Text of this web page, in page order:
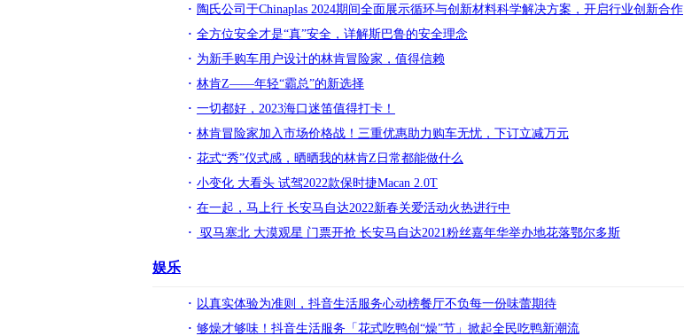
陶氏公司于Chinaplas 2024期间全面展示循环与创新材料科学解决方案，开启行业创新合作
全方位安全才是“真”安全，详解斯巴鲁的安全理念
为新手购车用户设计的林肯冒险家，值得信赖
林肯Z——年轻“霸总”的新选择
一切都好，2023海口迷笛值得打卡！
林肯冒险家加入市场价格战！三重优惠助力购车无忧，下订立减万元
花式“秀”仪式感，晒晒我的林肯Z日常都能做什么
小变化 大看头 试驾2022款保时捷Macan 2.0T
在一起，马上行 长安马自达2022新春关爱活动火热进行中
驭马塞北 大漠观星 门票开抢 长安马自达2021粉丝嘉年华举办地花落鄂尔多斯
娱乐
以真实体验为准则，抖音生活服务心动榜餐厅不负每一份味蕾期待
够燥才够味！抖音生活服务「花式吃鸭创“燥”节」掀起全民吃鸭新潮流